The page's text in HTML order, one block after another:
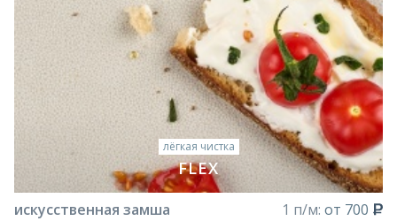
лёгкая чистка
FLEX
искусственная замша 1 п/м: от 700